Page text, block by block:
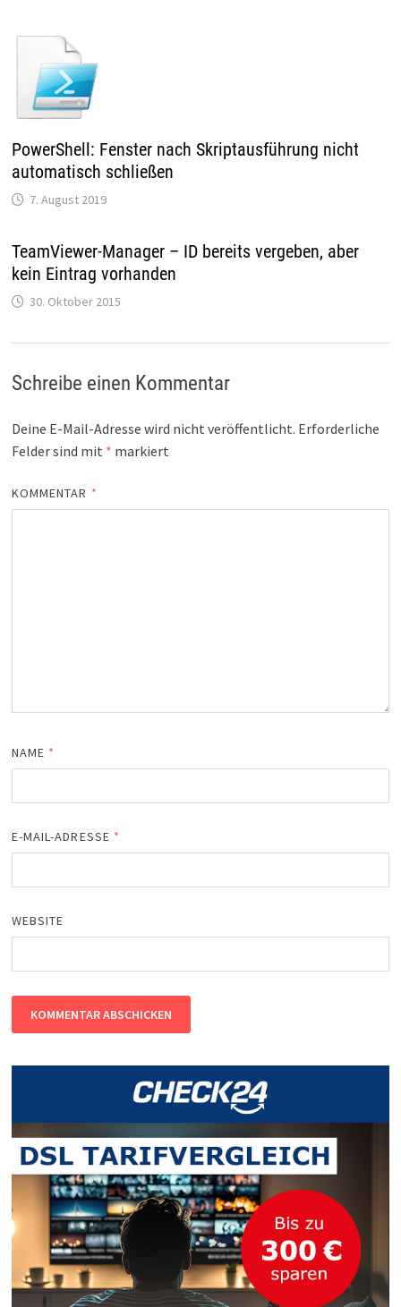
PowerShell: Fenster nach Skriptausführung nicht
automatisch schließen
7. August 2019
TeamViewer-Manager – ID bereits vergeben, aber
kein Eintrag vorhanden
30. Oktober 2015
Schreibe einen Kommentar
Deine E-Mail-Adresse wird nicht veröffentlicht. Erforderliche
Felder sind mit * markiert
KOMMENTAR *
NAME *
E-MAIL-ADRESSE *
WEBSITE